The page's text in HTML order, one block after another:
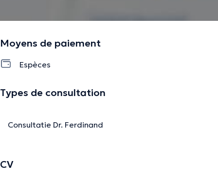
Moyens de paiement
Espèces
Types de consultation
Consultatie Dr. Ferdinand
CV